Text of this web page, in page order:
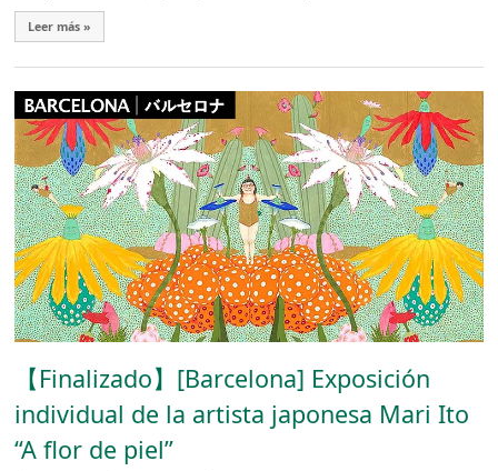
Leer más »
【Finalizado】[Barcelona] Exposición
individual de la artista japonesa Mari Ito
“A flor de piel”